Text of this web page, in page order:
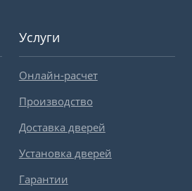
Услуги
Онлайн-расчет
Производство
Доставка дверей
Установка дверей
Гарантии